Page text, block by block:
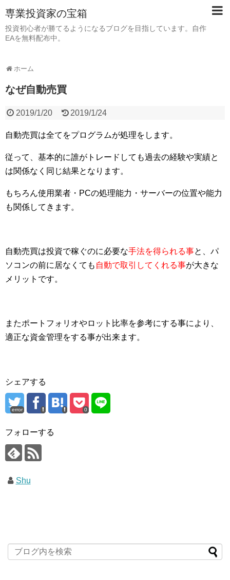
専業投資家の宝箱
投資初心者が勝てるようになるブログを目指しています。自作
EAを無料配布中。
ホーム
なぜ自動売買
2019/1/20 2019/1/24
自動売買は全てをプログラムが処理をします。
従って、基本的に誰がトレードしても過去の経験や実績と
は関係なく同じ結果となります。
もちろん使用業者・PCの処理能力・サーバーの位置や能力
も関係してきます。
自動売買は投資で稼ぐのに必要な手法を得られる事と、パ
ソコンの前に居なくても 自動で取引してくれる事が大きな
メリットです。
またポートフォリオやロット比率を参考にする事により、
適正な資金管理をする事が出来ます。
シェアする
error 0
フォローする
Shu